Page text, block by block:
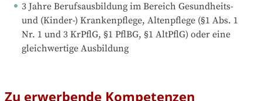
3 Jahre Berufsausbildung im Bereich Gesundheits-
und (Kinder-) Krankenpflege, Altenpflege (§1 Abs. 1
Nr. 1 und 3 KrPflG, §1 PflBG, §1 AltPflG) oder eine
gleichwertige Ausbildung
Zu erwerbende Kompetenzen